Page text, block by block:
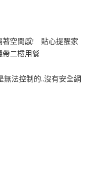
著空間感! 貼心提醒家
帶二樓用餐
法控制的..沒有安全網